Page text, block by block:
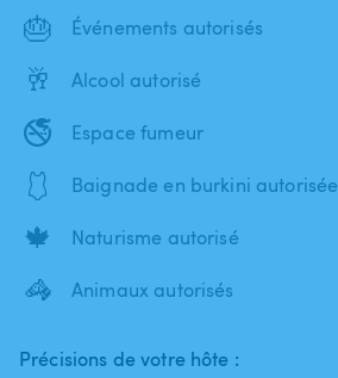
🎂 Événements autorisés
🥂 Alcool autorisé
🚭 Espace fumeur
🩱 Baignade en burkini autorisée
🍁 Naturisme autorisé
🦓 Animaux autorisés
Précisions de votre hôte :